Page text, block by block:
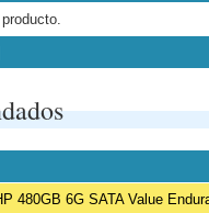
480GB 6G SATA Value